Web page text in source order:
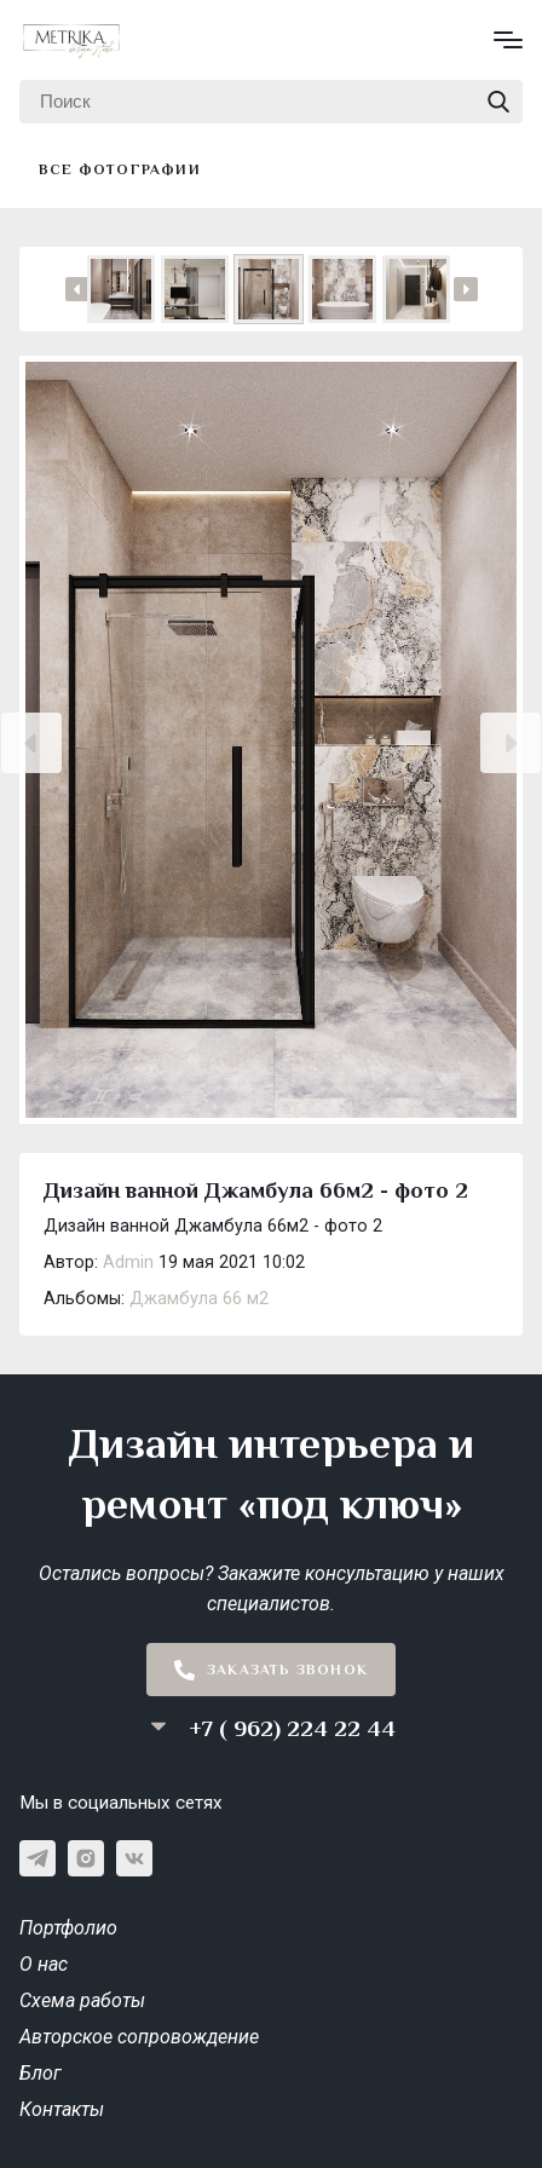
ВСЕ ФОТОГРАФИИ
Дизайн ванной Джамбула 66м2 - фото 2
Дизайн ванной Джамбула 66м2 - фото 2
Автор: Admin 19 мая 2021 10:02
Альбомы: Джамбула 66 м2
Дизайн интерьера и
ремонт «под ключ»
Остались вопросы? Закажите консультацию у наших
специалистов.
ЗАКАЗАТЬ ЗВОНОК
+7 ( 962) 224 22 44
Мы в социальных сетях
Портфолио
О нас
Схема работы
Авторское сопровождение
Блог
Контакты